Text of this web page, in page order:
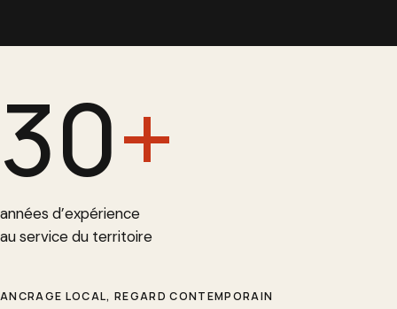
30+
années d’expérience
au service du territoire
ANCRAGE LOCAL, REGARD CONTEMPORAIN